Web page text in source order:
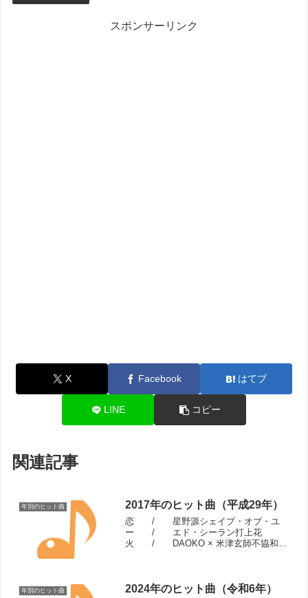
スポンサーリンク
X Facebook はてブ
LINE コピー
関連記事
年別のヒット曲 2017年のヒット曲（平成29年）
恋 / 星野源シェイプ・オブ・ユ
ー / エド・シーラン打上花
火 / DAOKO × 米津玄師不協和
ッ...
年別のヒット曲 2024年のヒット曲（令和6年）